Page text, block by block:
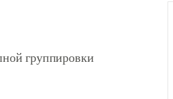
группировки